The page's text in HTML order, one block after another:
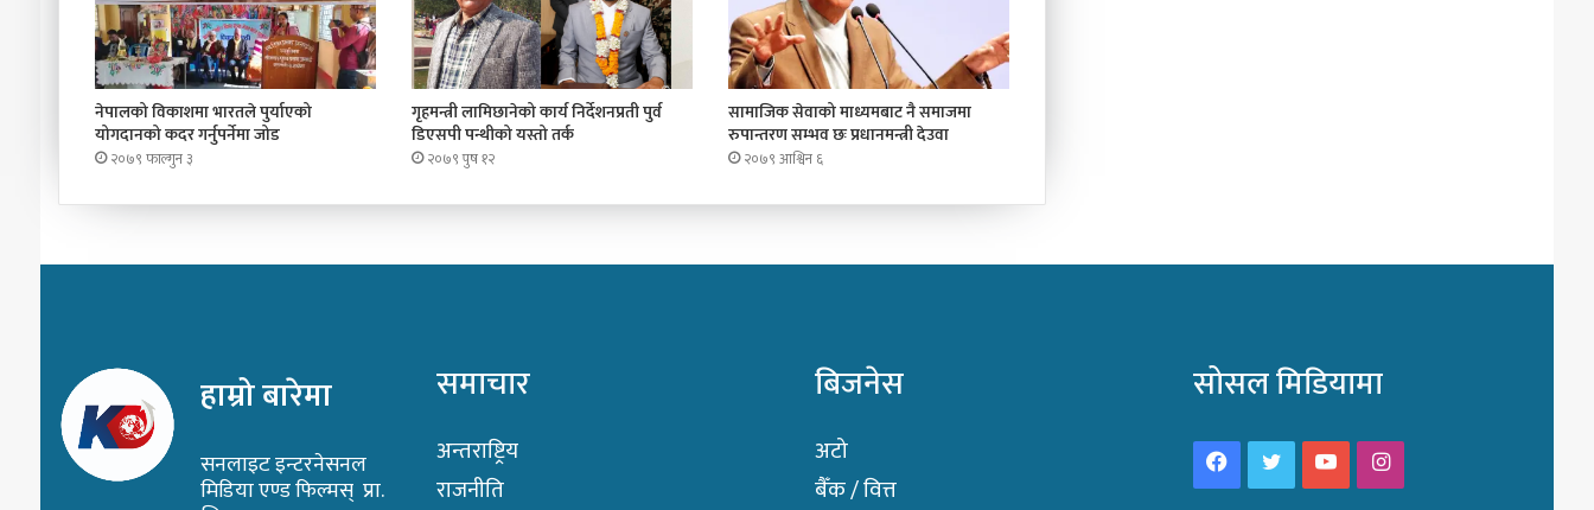
नेपालको विकाशमा भारतले पुर्याएको
योगदानको कदर गर्नुपर्नेमा जोड
२०७९ फाल्गुन ३
गृहमन्त्री लामिछानेको कार्य निर्देशनप्रती पुर्व
डिएसपी पन्थीको यस्तो तर्क
२०७९ पुष १२
सामाजिक सेवाको माध्यमबाट नै समाजमा
रुपान्तरण सम्भव छः प्रधानमन्त्री देउवा
२०७९ आश्विन ६
हाम्रो बारेमा
सनलाइट इन्टरनेसनल
मिडिया एण्ड फिल्मस् प्रा.
समाचार
अन्तराष्ट्रिय
राजनीति
बिजनेस
अटो
बैँक / वित्त
सोसल मिडियामा
FacebookTwitterYouTubeInstagram